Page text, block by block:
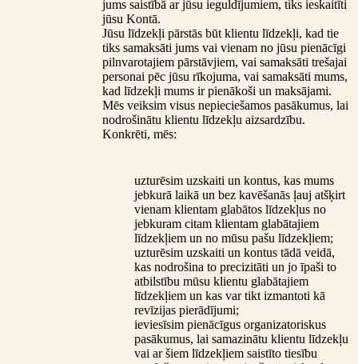
jums saistībā ar jūsu ieguldījumiem, tiks ieskaitīti
jūsu Kontā.
Jūsu līdzekļi pārstās būt klientu līdzekļi, kad tie
tiks samaksāti jums vai vienam no jūsu pienācīgi
pilnvarotajiem pārstāvjiem, vai samaksāti trešajai
personai pēc jūsu rīkojuma, vai samaksāti mums,
kad līdzekļi mums ir pienākoši un maksājami.
Mēs veiksim visus nepieciešamos pasākumus, lai
nodrošinātu klientu līdzekļu aizsardzību.
Konkrēti, mēs:
uzturēsim uzskaiti un kontus, kas mums
jebkurā laikā un bez kavēšanās ļauj atšķirt
vienam klientam glabātos līdzekļus no
jebkuram citam klientam glabātajiem
līdzekļiem un no mūsu pašu līdzekļiem;
uzturēsim uzskaiti un kontus tādā veidā,
kas nodrošina to precizitāti un jo īpaši to
atbilstību mūsu klientu glabātajiem
līdzekļiem un kas var tikt izmantoti kā
revīzijas pierādījumi;
ieviesīsim pienācīgus organizatoriskus
pasākumus, lai samazinātu klientu līdzekļu
vai ar šiem līdzekļiem saistīto tiesību